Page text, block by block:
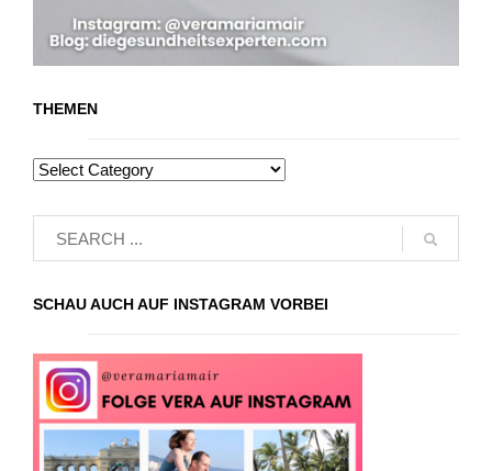
THEMEN
SCHAU AUCH AUF INSTAGRAM VORBEI